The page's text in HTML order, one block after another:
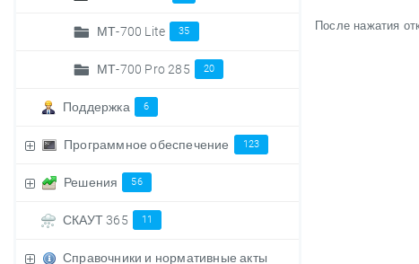
МТ-700 Lite 35
МТ-700 Pro 285 20
Поддержка 6
Программное обеспечение 123
Решения 56
СКАУТ 365 11
Справочники и нормативные акты
После нажатия